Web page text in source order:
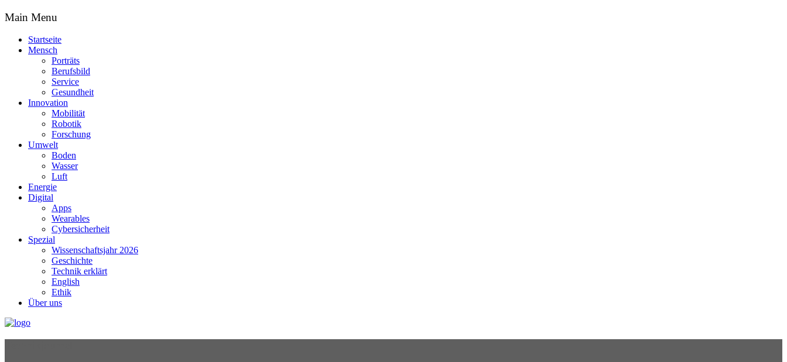
Main Menu
Startseite
Mensch
Porträts
Berufsbild
Service
Gesundheit
Innovation
Mobilität
Robotik
Forschung
Umwelt
Boden
Wasser
Luft
Energie
Digital
Apps
Wearables
Cybersicherheit
Spezial
Wissenschaftsjahr 2026
Geschichte
Technik erklärt
English
Ethik
Über uns